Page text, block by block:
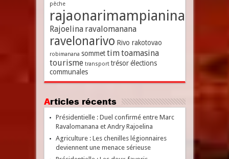
pêche
rajaonarimampianina
Rajoelina ravalomanana
ravelonarivo Rivo rakotovao
robimanana sommet timtoamasina
tourisme transport trésor élections
communales
Articles récents
Présidentielle : Duel confirmé entre Marc
Ravalomanana et Andry Rajoelina
Agriculture : Les chenilles légionnaires
deviennent une menace sérieuse